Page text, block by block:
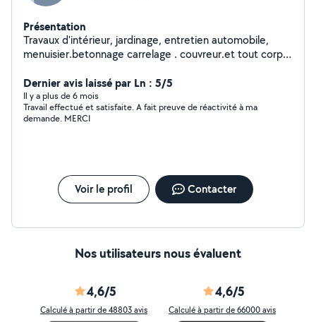
Présentation
Travaux d'intérieur, jardinage, entretien automobile,
menuisier.betonnage carrelage . couvreur.et tout corp
Dernier avis laissé par Ln : 5/5
Il y a plus de 6 mois
Travail effectué et satisfaite. A fait preuve de réactivité à ma
demande. MERCI
Voir le profil Contacter
Nos utilisateurs nous évaluent
4,6/5
Calculé à partir de 48803 avis
4,6/5
Calculé à partir de 66000 avis